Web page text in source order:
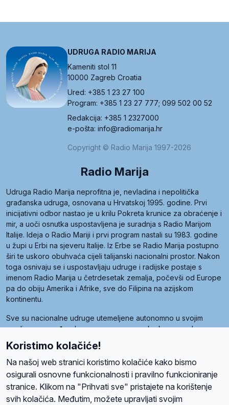
UDRUGA RADIO MARIJA
Kameniti stol 11
10000 Zagreb Croatia
Ured: +385 1 23 27 100
Program: +385 1 23 27 777; 099 502 00 52
Redakcija: +385 1 2327000
e-pošta: info@radiomarija.hr
Copyright © Radio Marija 1997-2026
Radio Marija
Udruga Radio Marija neprofitna je, nevladina i nepolitička
građanska udruga, osnovana u Hrvatskoj 1995. godine. Prvi
inicijativni odbor nastao je u krilu Pokreta krunice za obraćenje i
mir, a uoči osnutka uspostavljena je suradnja s Radio Marijom
Italije. Ideja o Radio Mariji i prvi program nastali su 1983. godine
u župi u Erbi na sjeveru Italije. Iz Erbe se Radio Marija postupno
širi te uskoro obuhvaća cijeli talijanski nacionalni prostor. Nakon
toga osnivaju se i uspostavljaju udruge i radijske postaje s
imenom Radio Marija u četrdesetak zemalja, počevši od Europe
pa do obiju Amerika i Afrike, sve do Filipina na azijskom
kontinentu.
Sve su nacionalne udruge utemeljene autonomno u svojim
zemljama, a međusobna su povezane preko krovne udruge
pod nazivom Svjetska obitelj Radio Marije (World Family of
Radio Maria). Svjetsku obitelj utemeljilo je sedam članica, među
kojima je i hrvatska Udruga Radio Marija.
Koristimo kolačiće!
Na našoj web stranici koristimo kolačiće kako bismo
osigurali osnovne funkcionalnosti i pravilno funkcioniranje
stranice. Klikom na "Prihvati sve" pristajete na korištenje
svih kolačića. Međutim, možete upravljati svojim